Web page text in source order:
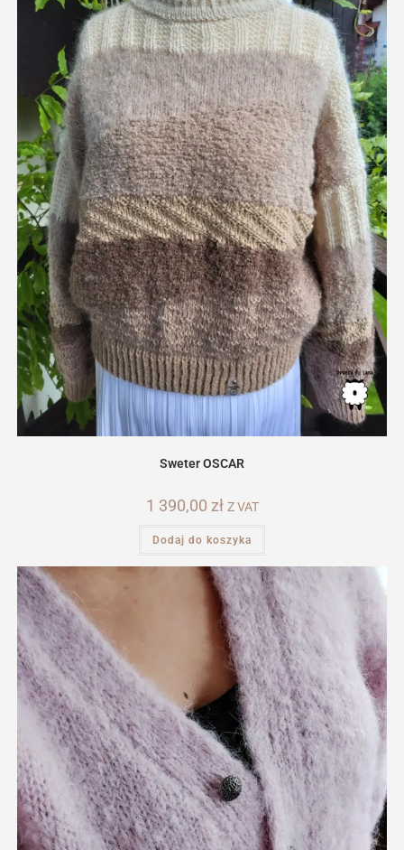
Sweter OSCAR
1 390,00 zł Z VAT
Dodaj do koszyka